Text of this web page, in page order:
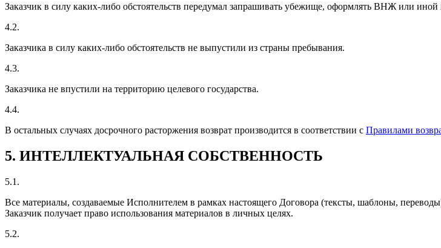
Заказчик в силу каких-либо обстоятельств передумал запрашивать убежище, оформлять ВНЖ или
4.2.
Заказчика в силу каких-либо обстоятельств не выпустили из страны пребывания.
4.3.
Заказчика не впустили на территорию целевого государства.
4.4.
В остальных случаях досрочного расторжения возврат производится в соответствии с Правилами
5. ИНТЕЛЛЕКТУАЛЬНАЯ СОБСТВЕННОСТЬ
5.1.
Все материалы, создаваемые Исполнителем в рамках настоящего Договора (тексты, шаблоны,
Заказчик получает право использования материалов в личных целях.
5.2.